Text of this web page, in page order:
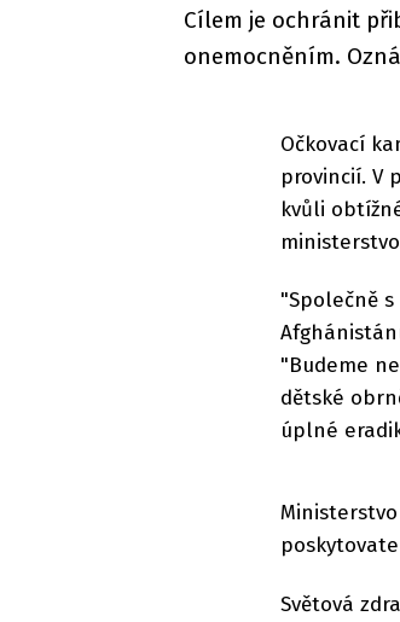
Cílem je ochránit
onemocněním.
Očkovací
provincií. V
kvůli
"Společně
"Budeme
dětské
úplné
Světová